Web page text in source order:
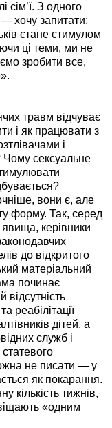
сім’ї. З одного
хочу запитати:
стане стимулом
ці теми, ми не
зробити все,
травм відчуває
і як працювати з
і
Чому сексуальне
вони є, але
форму. Так, серед
керівники
до відкритого
матеріальний
починає
відсутність
реабілітації
дітей, а
служб і
не писати — у
як покарання.
кількість тижнів,
«одним